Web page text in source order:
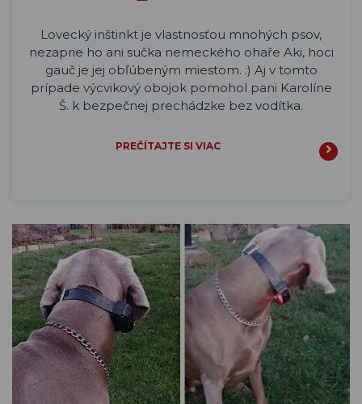
Lovecký inštinkt je vlastnosťou mnohých psov,
nezaprie ho ani sučka nemeckého ohaře Aki, hoci
gauč je jej obľúbeným miestom. :) Aj v tomto
prípade výcvikový obojok pomohol pani Karolíne
Š. k bezpečnej prechádzke bez vodítka.
PREČÍTAJTE SI VIAC